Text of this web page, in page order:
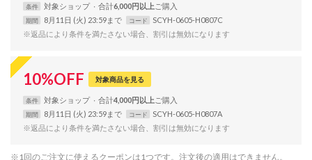
条件 対象ショップ 合計6,000円以上
期間 8月11日 (火) 23:59まで コード
SCYH-0605-H0807C
※返品により条件を満たさない場合、割引は無効になります
10%OFF 対象商品を見る
条件 対象ショップ 合計4,000円以上
期間 8月11日 (火) 23:59まで コード
SCYH-0605-H0807A
※返品により条件を満たさない場合、割引は無効になります
※1回のご注文に使えるクーポンは1つです。注文後の適用はできません。